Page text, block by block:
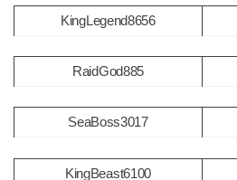
KingLegend8656
RaidGod885
SeaBoss3017
KingBeast6100